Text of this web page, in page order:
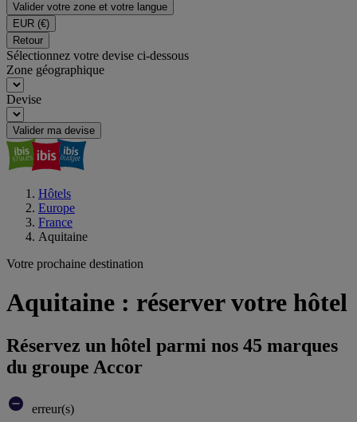
Valider votre zone et votre langue
EUR (€)
Retour
Sélectionnez votre devise ci-dessous
Zone géographique
Devise
Valider ma devise
Hôtels
Europe
France
Aquitaine
Votre prochaine destination
Aquitaine : réserver votre hôtel
Réservez un hôtel parmi nos 45 marques
du groupe Accor
erreur(s)